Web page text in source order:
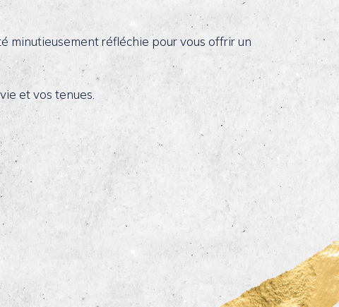
minutieusement réfléchie pour vous offrir un
et vos tenues.